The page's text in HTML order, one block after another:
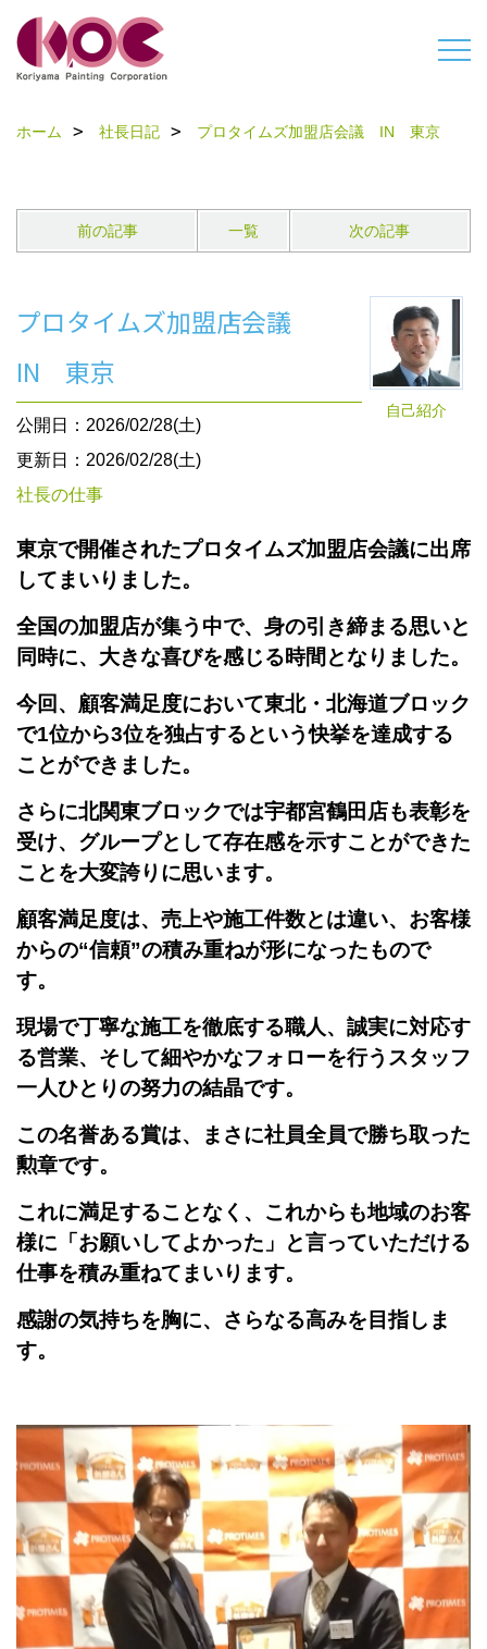
ホーム 社長日記 プロタイムズ加盟店会議 IN 東京
前の記事 一覧 次の記事
自己紹介
プロタイムズ加盟店会議
IN 東京
公開日：2026/02/28(土)
更新日：2026/02/28(土)
社長の仕事
東京で開催されたプロタイムズ加盟店会議に出席
してまいりました。
全国の加盟店が集う中で、身の引き締まる思いと
同時に、大きな喜びを感じる時間となりました。
今回、顧客満足度において東北・北海道ブロック
で1位から3位を独占するという快挙を達成する
ことができました。
さらに北関東ブロックでは宇都宮鶴田店も表彰を
受け、グループとして存在感を示すことができた
ことを大変誇りに思います。
顧客満足度は、売上や施工件数とは違い、お客様
からの“信頼”の積み重ねが形になったもので
す。
現場で丁寧な施工を徹底する職人、誠実に対応す
る営業、そして細やかなフォローを行うスタッフ
一人ひとりの努力の結晶です。
この名誉ある賞は、まさに社員全員で勝ち取った
勲章です。
これに満足することなく、これからも地域のお客
様に「お願いしてよかった」と言っていただける
仕事を積み重ねてまいります。
感謝の気持ちを胸に、さらなる高みを目指しま
す。